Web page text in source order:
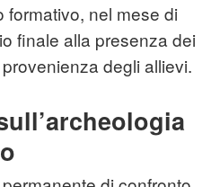
formativo, nel mese di
finale alla presenza dei
degli allievi.